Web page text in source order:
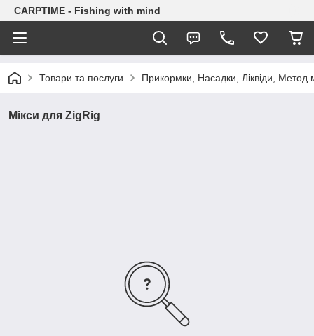
CARPTIME - Fishing with mind
Товари та послуги Прикормки, Насадки, Ліквіди, Метод
Мікси для ZigRig